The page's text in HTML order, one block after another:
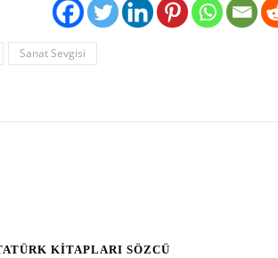
Sanat Sevgisi
KİTAPLARI SÖZCÜ